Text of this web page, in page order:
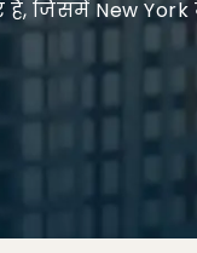
हैं, जिसमें New